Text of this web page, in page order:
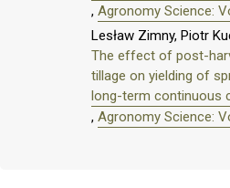
, Agronomy Science:
Lesław Zimny, Piotr
The effect of post-
tillage on yielding of
long-term continuous
, Agronomy Science: